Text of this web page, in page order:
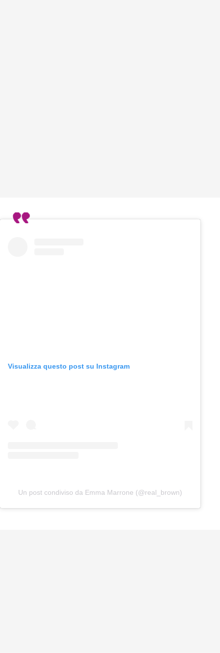
Visualizza questo post su Instagram
Un post condiviso da Emma Marrone (@real_brown)